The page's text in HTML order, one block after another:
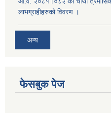
लाभग्राहीहरुको विवरण ।
अन्य
फेसबुक पेज